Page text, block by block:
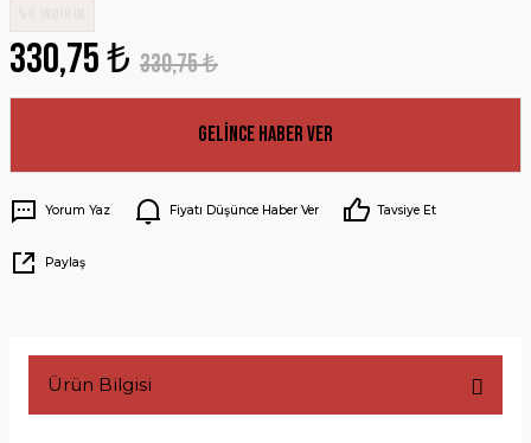
330,75 ₺ 330,75 ₺
Gelince Haber Ver
Yorum Yaz Fiyatı Düşünce Haber Ver Tavsiye Et
Paylaş
Ürün Bilgisi